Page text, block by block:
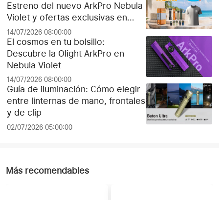
Estreno del nuevo ArkPro Nebula
Violet y ofertas exclusivas en
Olight España
14/07/2026 08:00:00
El cosmos en tu bolsillo:
Descubre la Olight ArkPro en
Nebula Violet
14/07/2026 08:00:00
Guía de iluminación: Cómo elegir
entre linternas de mano, frontales
y de clip
02/07/2026 05:00:00
Más recomendables